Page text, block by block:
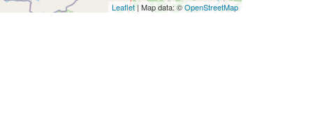
Leaflet | Map data: ©OpenStreetMap